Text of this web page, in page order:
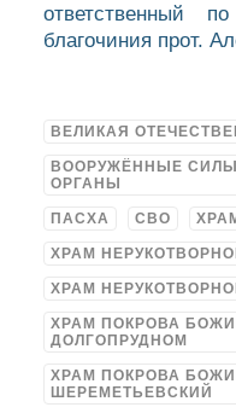
ответственный
благочиния прот.
ВЕЛИКАЯ
ВООРУЖЁННЫЕ
ОРГАНЫ
ПАСХА СВО
ХРАМ
ХРАМ
ХРАМ ПОКРОВА
ДОЛГОПРУДНОМ
ХРАМ ПОКРОВА
ШЕРЕМЕТЬЕВСКИЙ